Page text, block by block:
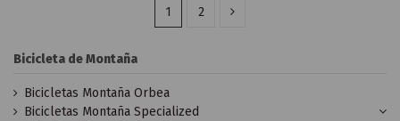
1 2
Bicicleta de Montaña
Bicicletas Montaña Orbea
Bicicletas Montaña Specialized